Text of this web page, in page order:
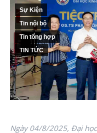
Sự Kiện
Tin nội bộ
Tin tổng hợp
TIN TỨC
Ngày 04/8/2025, Đại